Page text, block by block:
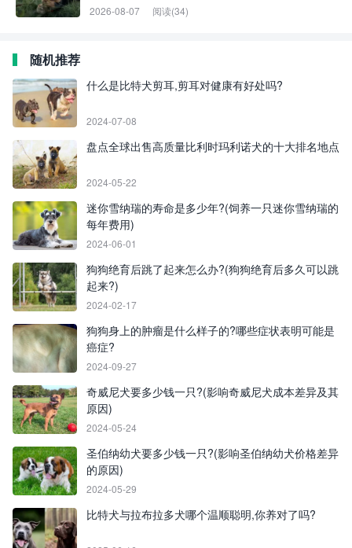
2026-08-07 阅读(34)
随机推荐
什么是比特犬剪耳,剪耳对健康有好处吗?
2024-07-08
盘点全球出售高质量比利时玛利诺犬的十大排名地点
2024-05-22
迷你雪纳瑞的寿命是多少年?(饲养一只迷你雪纳瑞的
每年费用)
2024-06-01
狗狗绝育后跳了起来怎么办?(狗狗绝育后多久可以跳
起来?)
2024-02-17
狗狗身上的肿瘤是什么样子的?哪些症状表明可能是
癌症?
2024-09-27
奇威尼犬要多少钱一只?(影响奇威尼犬成本差异及其
原因)
2024-05-24
圣伯纳幼犬要多少钱一只?(影响圣伯纳幼犬价格差异
的原因)
2024-05-29
比特犬与拉布拉多犬哪个温顺聪明,你养对了吗?